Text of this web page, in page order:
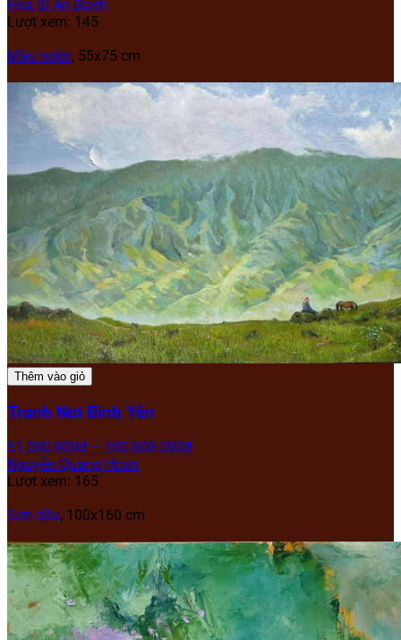
Họa Sĩ Ẩn Danh
Lượt xem: 145
Màu nước, 55x75 cm
Thêm vào giỏ
Tranh Nơi Bình Yên
51.000.000₫ – 100.000.000₫
Nguyễn Quang Hoan
Lượt xem: 165
Sơn dầu, 100x160 cm